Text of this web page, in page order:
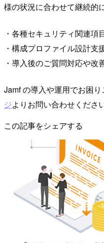
様の状況に合わせて継続的
・各種セキュリティ関連項
・構成プロファイル設計支
・導入後のご質問対応や改
Jamf の導入や運用でお困
ジよりお問い合わせください
この記事をシェアする